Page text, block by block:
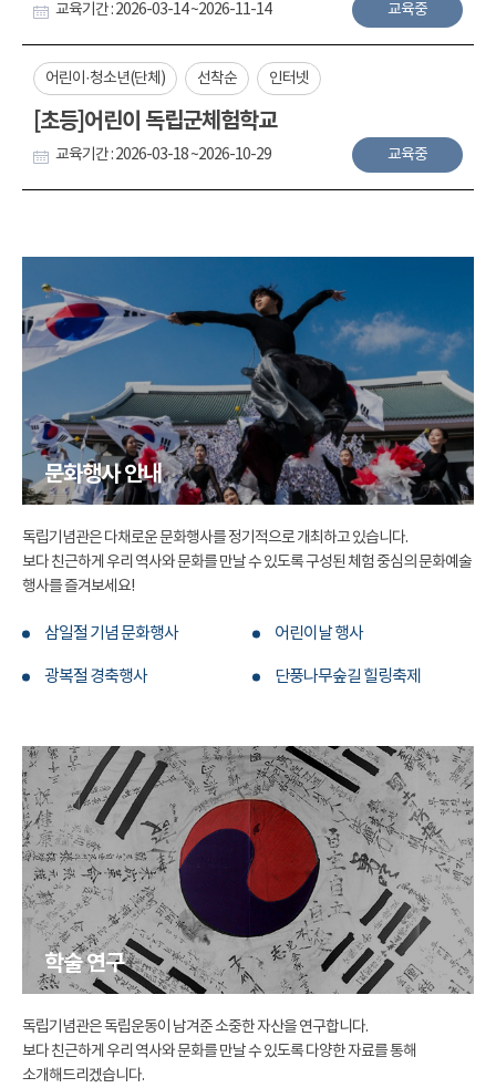
교육기간 : 2026-03-14 ~2026-11-14 교육중
어린이·청소년(단체) 선착순 인터넷
[초등]어린이 독립군체험학교
교육기간 : 2026-03-18 ~2026-10-29 교육중
문화행사 안내
독립기념관은 다채로운 문화행사를 정기적으로 개최하고 있습니다.
보다 친근하게 우리 역사와 문화를 만날 수 있도록 구성된 체험 중심의 문화예술
행사를 즐겨보세요!
삼일절 기념 문화행사 어린이날 행사
광복절 경축행사 단풍나무숲길 힐링축제
학술 연구
독립기념관은 독립운동이 남겨준 소중한 자산을 연구합니다.
보다 친근하게 우리 역사와 문화를 만날 수 있도록 다양한 자료를 통해
소개해드리겠습니다.